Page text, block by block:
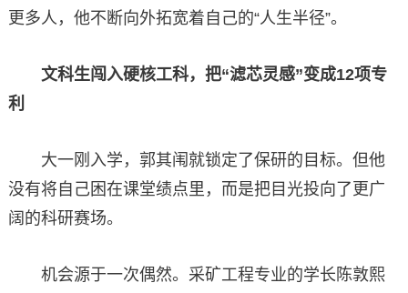
更多人，他不断向外拓宽着自己的“人生半径”。
文科生闯入硬核工科，把“滤芯灵感”变成12项专
利
大一刚入学，郭其闱就锁定了保研的目标。但他
没有将自己困在课堂绩点里，而是把目光投向了更广
阔的科研赛场。
机会源于一次偶然。采矿工程专业的学长陈敦熙